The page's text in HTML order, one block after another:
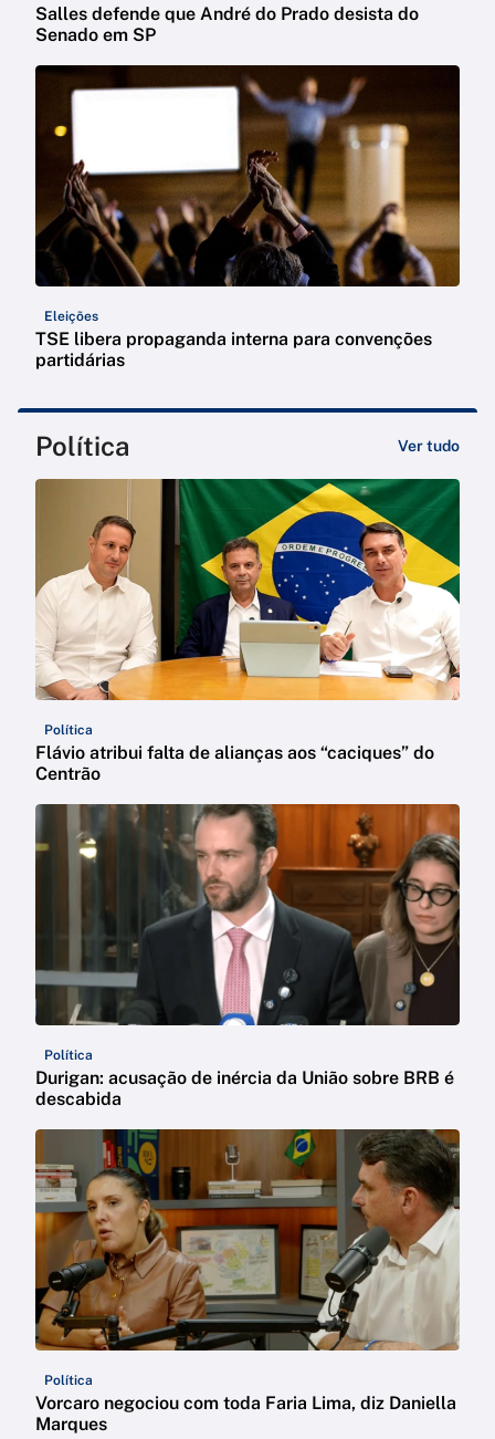
Salles defende que André do Prado desista do
Senado em SP
Eleições
TSE libera propaganda interna para convenções
partidárias
Política Ver tudo
Política
Flávio atribui falta de alianças aos “caciques” do
Centrão
Política
Durigan: acusação de inércia da União sobre BRB é
descabida
Política
Vorcaro negociou com toda Faria Lima, diz Daniella
Marques